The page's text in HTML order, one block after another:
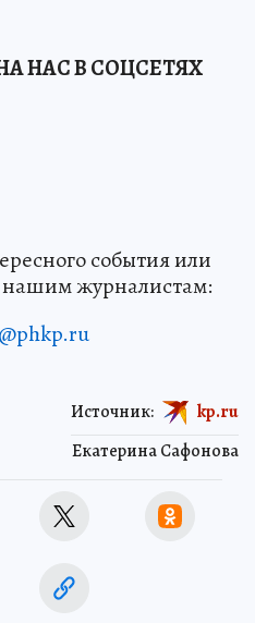
НАС В СОЦСЕТЯХ
события или
журналистам:
Екатерина Сафонова
Источник: kp.ru